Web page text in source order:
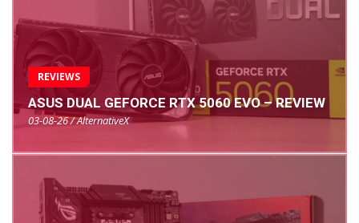
REVIEWS
ASUS DUAL GEFORCE RTX 5060 EVO – REVIEW
03-08-26 / AlternativeX